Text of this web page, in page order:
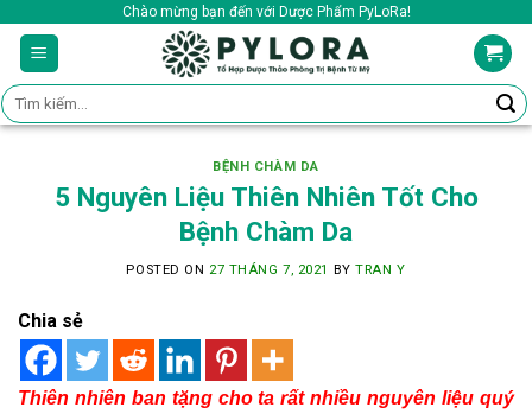
content
Chào mừng bạn đến với Dược Phẩm PyLoRa!
Tìm
kiếm:
BỆNH CHÀM DA
5 Nguyên Liệu Thiên Nhiên Tốt Cho
Bệnh Chàm Da
POSTED ON 27 THÁNG 7, 2021 BYTRAN Y
Chia sẻ
Thiên nhiên ban tặng cho ta rất nhiều nguyên liệu quý